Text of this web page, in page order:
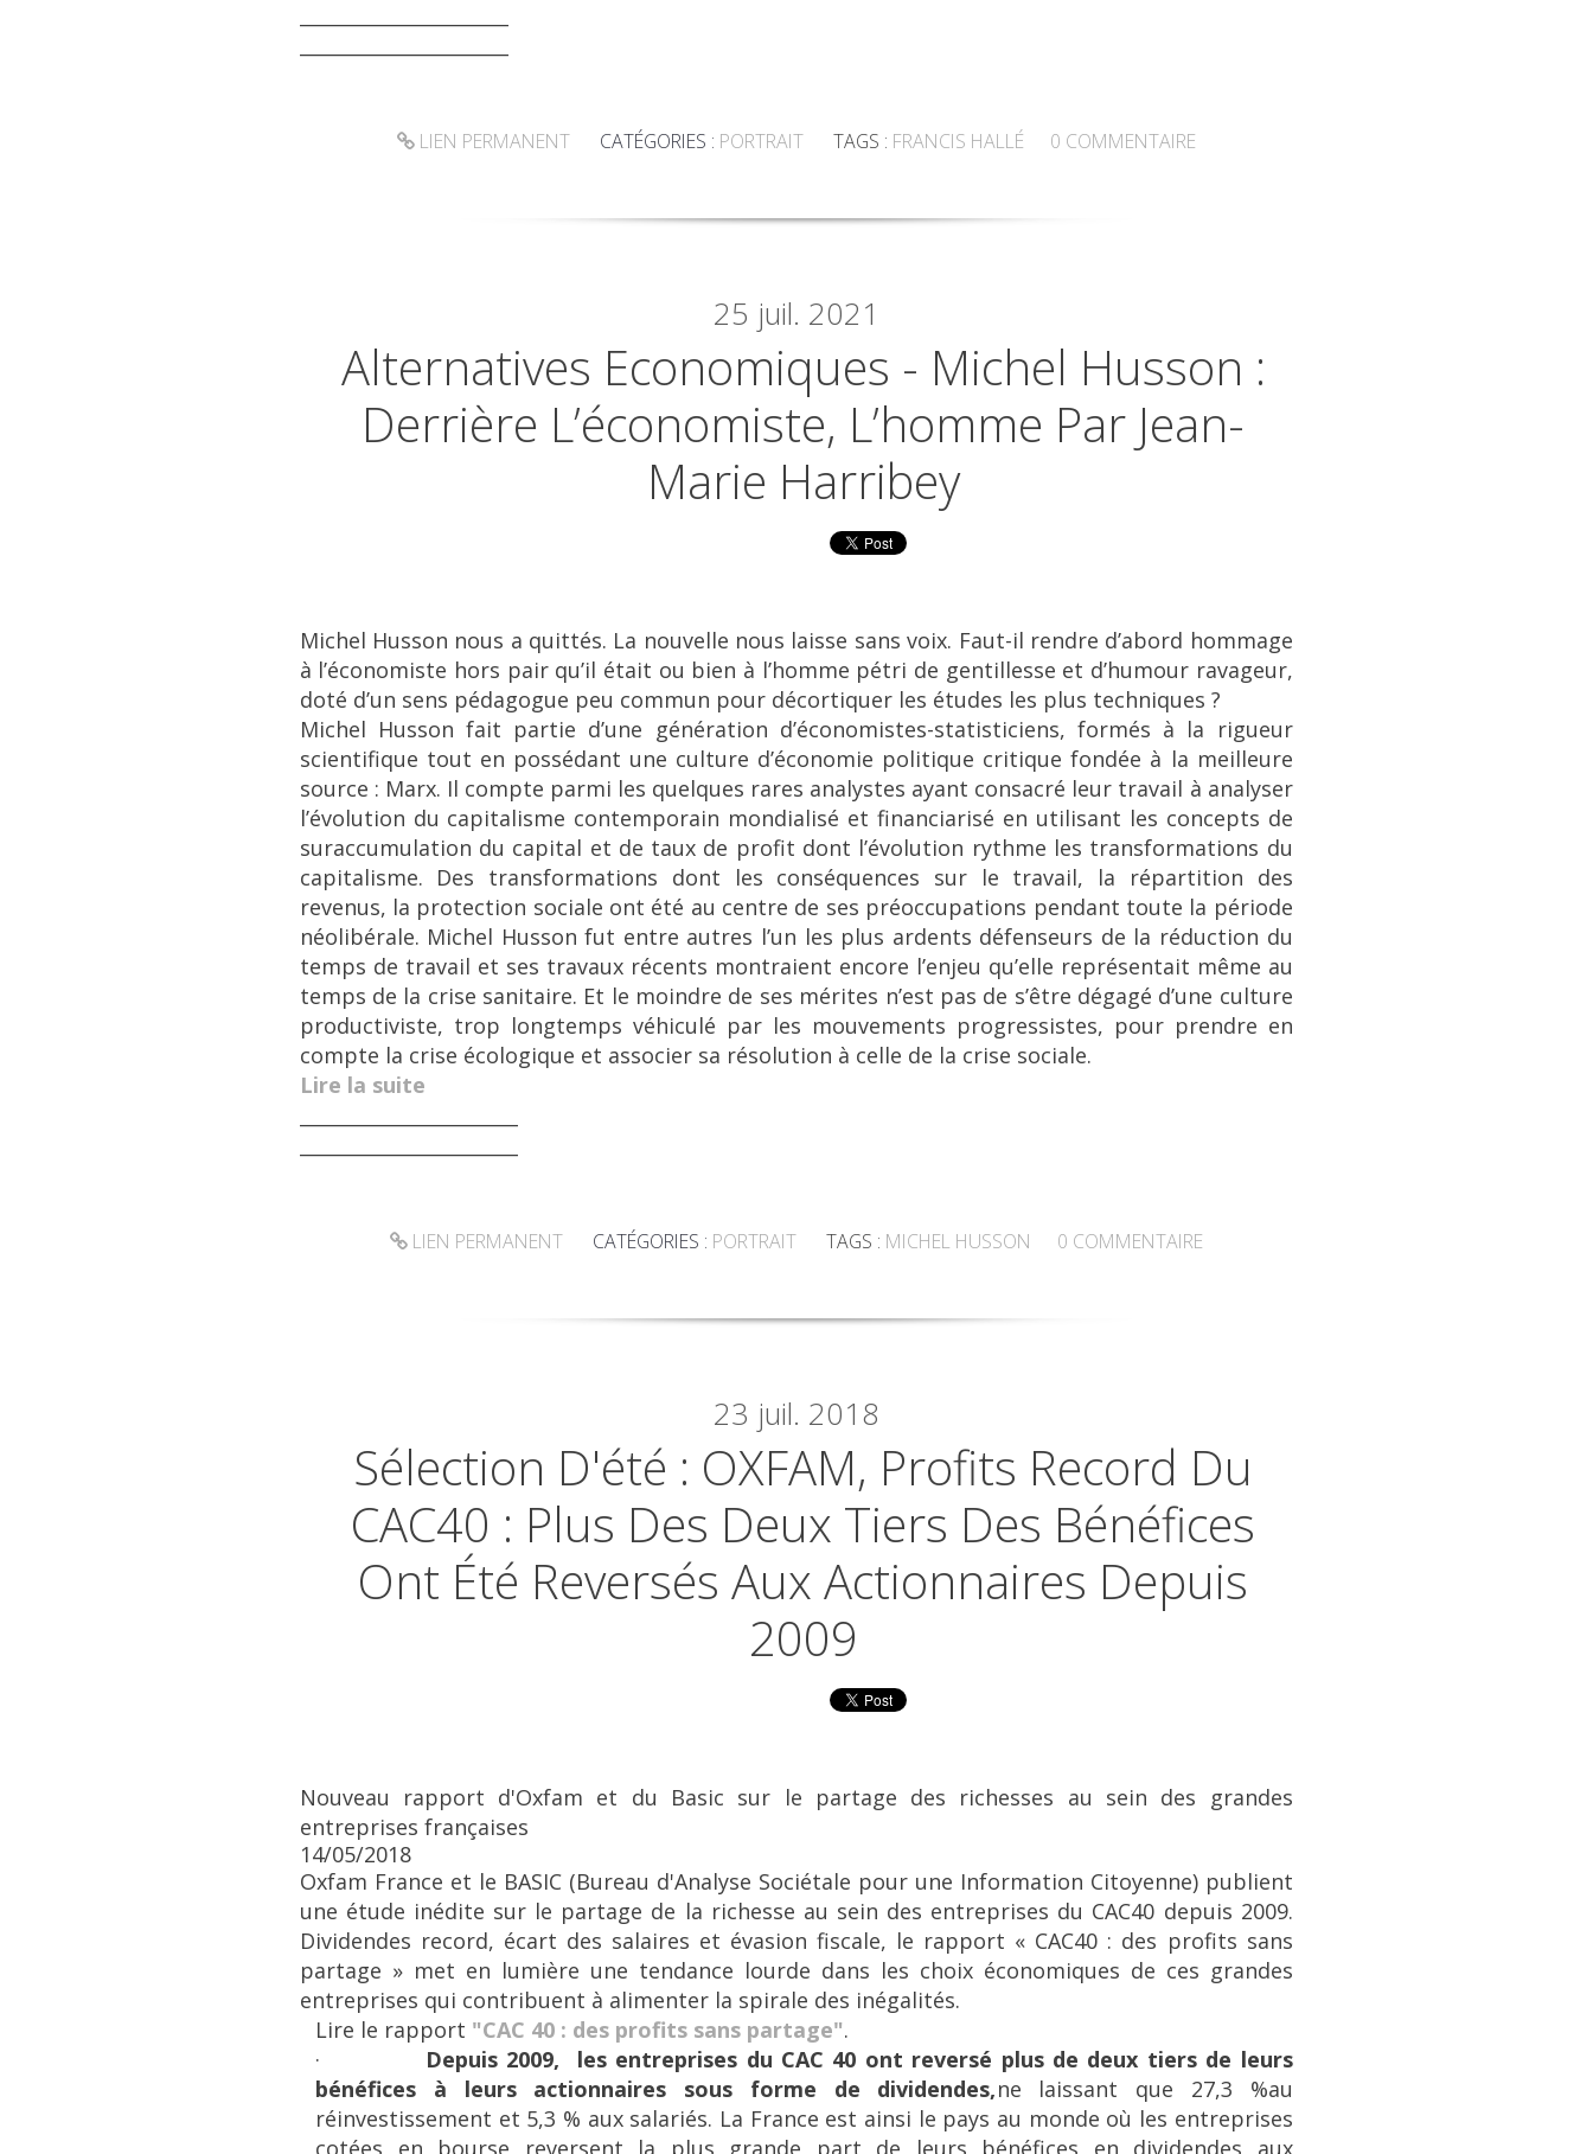
LIEN PERMANENT CATÉGORIES : PORTRAIT TAGS : FRANCIS HALLÉ 0 COMMENTAIRE
25 juil. 2021
Alternatives Economiques - Michel Husson :
Derrière L’économiste, L’homme Par Jean-
Marie Harribey
Michel Husson nous a quittés. La nouvelle nous laisse sans voix. Faut-il rendre d’abord hommage
à l’économiste hors pair qu’il était ou bien à l’homme pétri de gentillesse et d’humour ravageur,
doté d’un sens pédagogue peu commun pour décortiquer les études les plus techniques ?
Michel Husson fait partie d’une génération d’économistes-statisticiens, formés à la rigueur
scientifique tout en possédant une culture d’économie politique critique fondée à la meilleure
source : Marx. Il compte parmi les quelques rares analystes ayant consacré leur travail à analyser
l’évolution du capitalisme contemporain mondialisé et financiarisé en utilisant les concepts de
suraccumulation du capital et de taux de profit dont l’évolution rythme les transformations du
capitalisme. Des transformations dont les conséquences sur le travail, la répartition des
revenus, la protection sociale ont été au centre de ses préoccupations pendant toute la période
néolibérale. Michel Husson fut entre autres l’un les plus ardents défenseurs de la réduction du
temps de travail et ses travaux récents montraient encore l’enjeu qu’elle représentait même au
temps de la crise sanitaire. Et le moindre de ses mérites n’est pas de s’être dégagé d’une culture
productiviste, trop longtemps véhiculé par les mouvements progressistes, pour prendre en
compte la crise écologique et associer sa résolution à celle de la crise sociale.
Lire la suite
LIEN PERMANENT CATÉGORIES : PORTRAIT TAGS : MICHEL HUSSON 0 COMMENTAIRE
23 juil. 2018
Sélection D'été : OXFAM, Profits Record Du
CAC40 : Plus Des Deux Tiers Des Bénéfices
Ont Été Reversés Aux Actionnaires Depuis
2009
Nouveau rapport d'Oxfam et du Basic sur le partage des richesses au sein des grandes
entreprises françaises
14/05/2018
Oxfam France et le BASIC (Bureau d'Analyse Sociétale pour une Information Citoyenne) publient
une étude inédite sur le partage de la richesse au sein des entreprises du CAC40 depuis 2009.
Dividendes record, écart des salaires et évasion fiscale, le rapport « CAC40 : des profits sans
partage » met en lumière une tendance lourde dans les choix économiques de ces grandes
entreprises qui contribuent à alimenter la spirale des inégalités.
Lire le rapport "CAC 40 : des profits sans partage".
· Depuis 2009, les entreprises du CAC 40 ont reversé plus de deux tiers de leurs
bénéfices à leurs actionnaires sous forme de dividendes,ne laissant que 27,3 %au
réinvestissement et 5,3 % aux salariés. La France est ainsi le pays au monde où les entreprises
cotées en bourse reversent la plus grande part de leurs bénéfices en dividendes aux